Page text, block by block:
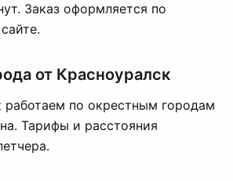
Заказ оформляется по
от Красноуралск
работаем по окрестным городам
Тарифы и расстояния